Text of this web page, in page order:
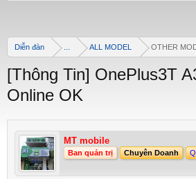
Diễn đàn ALL MODEL OTHER
[Thông Tin] OnePlus3T
Online OK
MT mobile
Ban quản trị Chuyên Doanh